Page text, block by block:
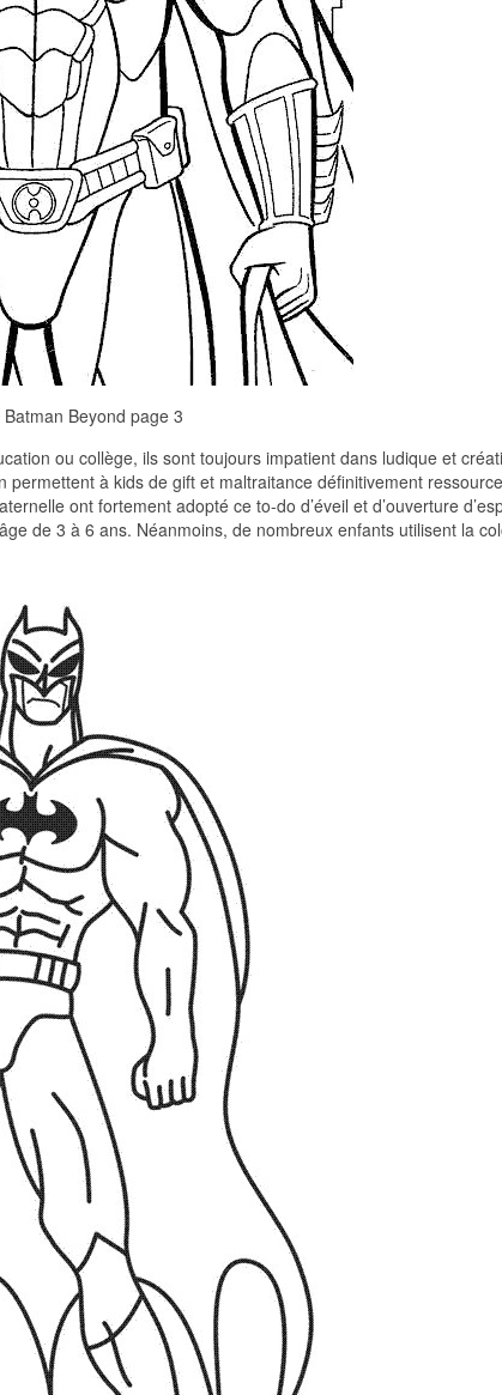
Beyond page 3
ou collège, ils sont toujours impatient dans ludique et
à kids de gift et maltraitance définitivement
ont fortement adopté ce to-do d’éveil et d’ouverture
de 3 à 6 ans. Néanmoins, de nombreux enfants utilisent la